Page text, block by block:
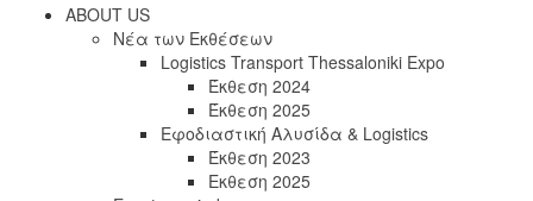
ABOUT US
Νέα των Εκθέσεων
Logistics Transport Thessaloniki Expo
Έκθεση 2024
Έκθεση 2025
Εφοδιαστική Αλυσίδα & Logistics
Έκθεση 2023
Εκθεση 2025